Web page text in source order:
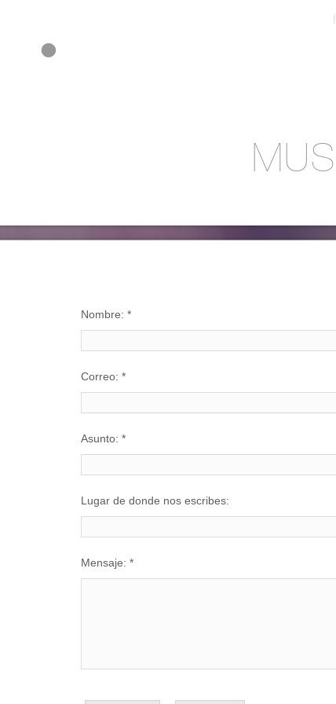
Nombre: *
Correo: *
Asunto: *
Lugar de donde nos escribes:
Mensaje: *